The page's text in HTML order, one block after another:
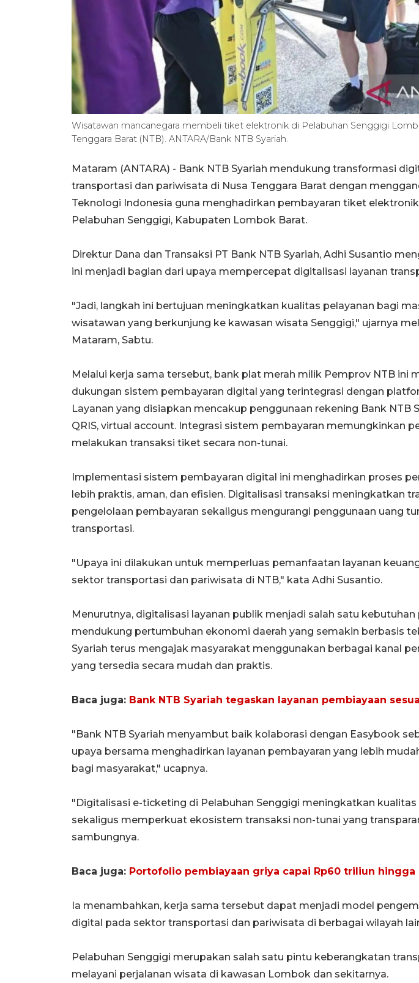
Wisatawan mancanegara membeli tiket elektronik di Pelabuhan Senggigi
Tenggara Barat (NTB). ANTARA/Bank NTB Syariah.
Mataram (ANTARA) - Bank NTB Syariah mendukung transformasi
transportasi dan pariwisata di Nusa Tenggara Barat dengan
Teknologi Indonesia guna menghadirkan pembayaran tiket
Pelabuhan Senggigi, Kabupaten Lombok Barat.
Direktur Dana dan Transaksi PT Bank NTB Syariah, Adhi Susantio
ini menjadi bagian dari upaya mempercepat digitalisasi layanan
"Jadi, langkah ini bertujuan meningkatkan kualitas pelayanan bagi
wisatawan yang berkunjung ke kawasan wisata Senggigi," ujarnya
Mataram, Sabtu.
Melalui kerja sama tersebut, bank plat merah milik Pemprov NTB ini
dukungan sistem pembayaran digital yang terintegrasi dengan
Layanan yang disiapkan mencakup penggunaan rekening Bank NTB
QRIS, virtual account. Integrasi sistem pembayaran memungkinkan
melakukan transaksi tiket secara non-tunai.
Implementasi sistem pembayaran digital ini menghadirkan proses
lebih praktis, aman, dan efisien. Digitalisasi transaksi meningkatkan
pengelolaan pembayaran sekaligus mengurangi penggunaan uang
transportasi.
"Upaya ini dilakukan untuk memperluas pemanfaatan layanan
sektor transportasi dan pariwisata di NTB," kata Adhi Susantio.
Menurutnya, digitalisasi layanan publik menjadi salah satu
mendukung pertumbuhan ekonomi daerah yang semakin berbasis
Syariah terus mengajak masyarakat menggunakan berbagai kanal
yang tersedia secara mudah dan praktis.
Baca juga: Bank NTB Syariah tegaskan layanan pembiayaan
"Bank NTB Syariah menyambut baik kolaborasi dengan Easybook
upaya bersama menghadirkan layanan pembayaran yang lebih
bagi masyarakat," ucapnya.
"Digitalisasi e-ticketing di Pelabuhan Senggigi meningkatkan kualitas
sekaligus memperkuat ekosistem transaksi non-tunai yang
sambungnya.
Baca juga: Portofolio pembiayaan griya capai Rp60 triliun hingga
Ia menambahkan, kerja sama tersebut dapat menjadi model
digital pada sektor transportasi dan pariwisata di berbagai wilayah
Pelabuhan Senggigi merupakan salah satu pintu keberangkatan
melayani perjalanan wisata di kawasan Lombok dan sekitarnya.